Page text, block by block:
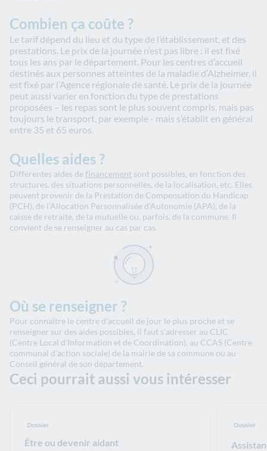
Combien ça coûte ?
Le tarif dépend du lieu et du type de l’établissement, et des
prestations. Le prix de la journée n’est pas libre : il est fixé
tous les ans par le département. Pour les centres d’accueil
destinés aux personnes atteintes de la maladie d’Alzheimer, il
est fixé par l’Agence régionale de santé. Le prix de la journée
peut aussi varier en fonction du type de prestations
proposées – les repas sont le plus souvent compris, mais pas
toujours le transport, par exemple - mais s’établit en général
entre 35 et 65 euros.
Quelles aides ?
Différentes aides definancement sont possibles, en fonction des
structures, des situations personnelles, de la localisation, etc. Elles
peuvent provenir de la Prestation de Compensation du Handicap
(PCH), de l’Allocation Personnalisée d’Autonomie (APA), de la
caisse de retraite, de la mutuelle ou, parfois, de la commune. Il
convient de se renseigner au cas par cas.
Où se renseigner ?
Pour connaître le centre d’accueil de jour le plus proche et se
renseigner sur des aides possibles, il faut s’adresser au CLIC
(Centre Local d’Information et de Coordination), au CCAS (Centre
communal d’action sociale) de la mairie de sa commune ou au
Conseil général de son département.
Ceci pourrait aussi vous intéresser
Être ou devenir aidant
Dossier Dossier